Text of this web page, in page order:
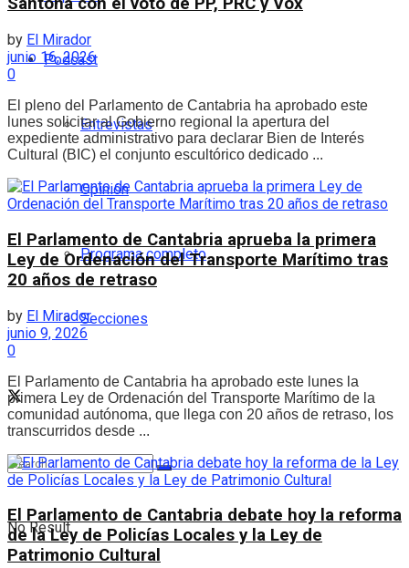
Podcast
Entrevistas
Opinión
Programa completo
Secciones
No Result
by El Mirador
junio 16, 2026
0
El pleno del Parlamento de Cantabria ha aprobado este
lunes solicitar al Gobierno regional la apertura del
expediente administrativo para declarar Bien de Interés
Cultural (BIC) el conjunto escultórico dedicado ...
El Parlamento de Cantabria aprueba la primera
Ley de Ordenación del Transporte Marítimo tras
20 años de retraso
by El Mirador
junio 9, 2026
0
El Parlamento de Cantabria ha aprobado este lunes la
primera Ley de Ordenación del Transporte Marítimo de la
comunidad autónoma, que llega con 20 años de retraso, los
transcurridos desde ...
El Parlamento de Cantabria debate hoy la reforma
de la Ley de Policías Locales y la Ley de
Patrimonio Cultural